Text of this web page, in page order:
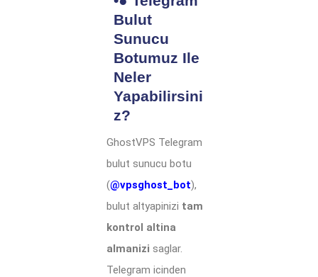
Bulut
Sunucu
Botumuz Ile
Neler
Yapabilirsini
Z?
GhostVPS Telegram
bulut sunucu botu
(@vpsghost_bot),
bulut altyapinizi tam
kontrol altina
almanizi saglar.
Telegram icinden